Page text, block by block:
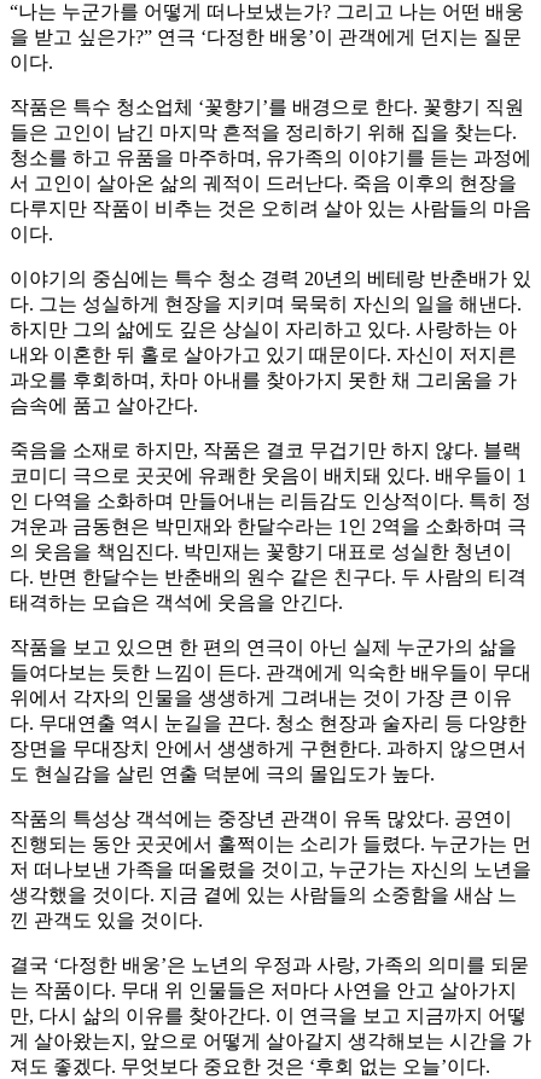
“나는 누군가를 어떻게 떠나보냈는가? 그리고 나는 어떤 배웅
을 받고 싶은가?” 연극 ‘다정한 배웅’이 관객에게 던지는 질문
이다.
작품은 특수 청소업체 ‘꽃향기’를 배경으로 한다. 꽃향기 직원
들은 고인이 남긴 마지막 흔적을 정리하기 위해 집을 찾는다.
청소를 하고 유품을 마주하며, 유가족의 이야기를 듣는 과정에
서 고인이 살아온 삶의 궤적이 드러난다. 죽음 이후의 현장을
다루지만 작품이 비추는 것은 오히려 살아 있는 사람들의 마음
이다.
이야기의 중심에는 특수 청소 경력 20년의 베테랑 반춘배가 있
다. 그는 성실하게 현장을 지키며 묵묵히 자신의 일을 해낸다.
하지만 그의 삶에도 깊은 상실이 자리하고 있다. 사랑하는 아
내와 이혼한 뒤 홀로 살아가고 있기 때문이다. 자신이 저지른
과오를 후회하며, 차마 아내를 찾아가지 못한 채 그리움을 가
슴속에 품고 살아간다.
죽음을 소재로 하지만, 작품은 결코 무겁기만 하지 않다. 블랙
코미디 극으로 곳곳에 유쾌한 웃음이 배치돼 있다. 배우들이 1
인 다역을 소화하며 만들어내는 리듬감도 인상적이다. 특히 정
겨운과 금동현은 박민재와 한달수라는 1인 2역을 소화하며 극
의 웃음을 책임진다. 박민재는 꽃향기 대표로 성실한 청년이
다. 반면 한달수는 반춘배의 원수 같은 친구다. 두 사람의 티격
태격하는 모습은 객석에 웃음을 안긴다.
작품을 보고 있으면 한 편의 연극이 아닌 실제 누군가의 삶을
들여다보는 듯한 느낌이 든다. 관객에게 익숙한 배우들이 무대
위에서 각자의 인물을 생생하게 그려내는 것이 가장 큰 이유
다. 무대연출 역시 눈길을 끈다. 청소 현장과 술자리 등 다양한
장면을 무대장치 안에서 생생하게 구현한다. 과하지 않으면서
도 현실감을 살린 연출 덕분에 극의 몰입도가 높다.
작품의 특성상 객석에는 중장년 관객이 유독 많았다. 공연이
진행되는 동안 곳곳에서 훌쩍이는 소리가 들렸다. 누군가는 먼
저 떠나보낸 가족을 떠올렸을 것이고, 누군가는 자신의 노년을
생각했을 것이다. 지금 곁에 있는 사람들의 소중함을 새삼 느
낀 관객도 있을 것이다.
결국 ‘다정한 배웅’은 노년의 우정과 사랑, 가족의 의미를 되묻
는 작품이다. 무대 위 인물들은 저마다 사연을 안고 살아가지
만, 다시 삶의 이유를 찾아간다. 이 연극을 보고 지금까지 어떻
게 살아왔는지, 앞으로 어떻게 살아갈지 생각해보는 시간을 가
져도 좋겠다. 무엇보다 중요한 것은 ‘후회 없는 오늘’이다.